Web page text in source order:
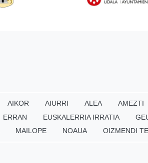
AIKOR AIURRI ALEA AMEZTI
ERRAN EUSKALERRIA IRRATIA
MAILOPE NOAUA OIZMENDI